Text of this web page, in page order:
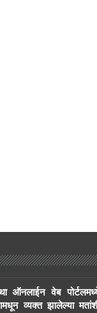
वेब
व्यक्त झालेल्या